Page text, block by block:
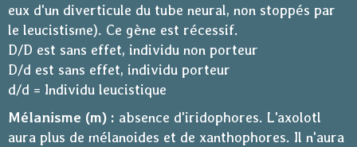
eux d'un diverticule du tube neural, non stoppés par
le leucistisme). Ce gène est récessif.
D/D est sans effet, individu non porteur
D/d est sans effet, individu porteur
d/d = Individu leucistique
Mélanisme (m) : absence d'iridophores. L'axolotl
aura plus de mélanoides et de xanthophores. Il n'aura